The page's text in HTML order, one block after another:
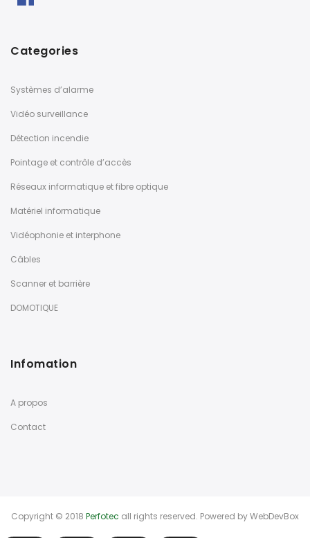
Categories
Systèmes d’alarme
Vidéo surveillance
Détection incendie
Pointage et contrôle d’accès
Réseaux informatique et fibre optique
Matériel informatique
Vidéophonie et interphone
Câbles
Scanner et barrière
DOMOTIQUE
Infomation
A propos
Contact
Copyright © 2018 Perfotec all rights reserved. Powered byWebDevBox